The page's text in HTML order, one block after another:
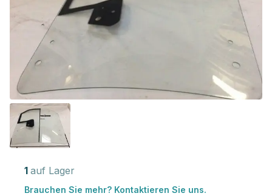
1 auf Lager
Brauchen Sie mehr? Kontaktieren Sie uns.